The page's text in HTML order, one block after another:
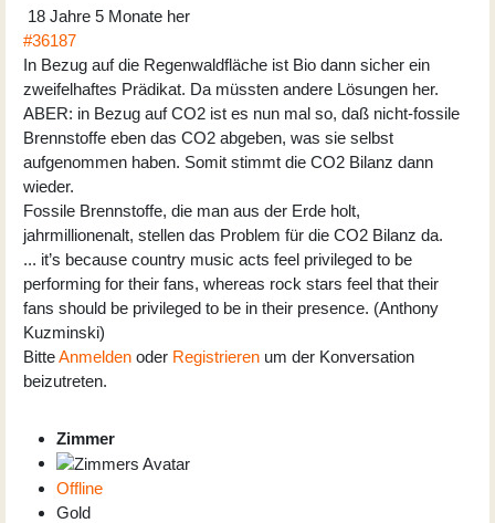
18 Jahre 5 Monate her
#36187
In Bezug auf die Regenwaldfläche ist Bio dann sicher ein
zweifelhaftes Prädikat. Da müssten andere Lösungen her.
ABER: in Bezug auf CO2 ist es nun mal so, daß nicht-fossile
Brennstoffe eben das CO2 abgeben, was sie selbst
aufgenommen haben. Somit stimmt die CO2 Bilanz dann
wieder.
Fossile Brennstoffe, die man aus der Erde holt,
jahrmillionenalt, stellen das Problem für die CO2 Bilanz da.
... it’s because country music acts feel privileged to be
performing for their fans, whereas rock stars feel that their
fans should be privileged to be in their presence. (Anthony
Kuzminski)
BitteAnmelden oder Registrieren um der Konversation
beizutreten.
Zimmer
Offline
Gold